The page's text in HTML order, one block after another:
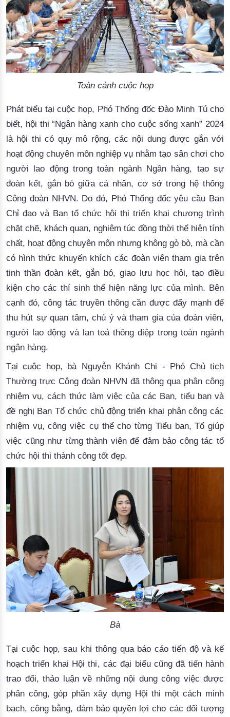
Toàn cảnh cuộc họp
Phát biểu tại cuộc họp, Phó Thống đốc Đào Minh Tú cho
biết, hội thi “Ngân hàng xanh cho cuộc sống xanh”
là hội thi có quy mô rộng, các nội dung được gắn
hoạt động chuyên môn nghiệp vụ nhằm tạo
người lao động trong toàn ngành Ngân hàng, tạo sự
đoàn kết, gắn bó giữa cá nhân, cơ sở trong hệ thống
Công đoàn NHVN. Do đó, Phó Thống đốc yêu cầu Ban
Chỉ đạo và Ban tổ chức hội thi triển khai
chặt chẽ, khách quan, nghiêm túc đồng thời thể hiện tính
chất, hoạt động chuyên môn nhưng không gò bò, mà cần
có hình thức khuyến khích các đoàn viên tham gia trên
tinh thần đoàn kết, gắn bó, giao lưu học hỏi, tạo điều
kiện cho các thí sinh thể hiện năng lực của mình. Bên
cạnh đó, công tác truyền thông
thu hút sự quan tâm, chú ý và tham gia của đoàn viên,
người lao động và lan toả thông điệp trong toàn ngành
ngân hàng.
Tại cuộc họp, bà Nguyễn Khánh Chi - Phó Chủ tịch
Thường trực Công đoàn NHVN đã thông qua phân công
nhiệm vụ, cách thức làm việc của các Ban, tiểu ban
đề nghị Ban Tổ chức chủ động triển khai phân công các
nhiệm vụ, công việc cụ thể cho từng Tiểu ban, Tổ giúp
việc cũng như từng thành viên để đảm bảo công tác tổ
chức hội thi thành công tốt đẹp.
Bà
Tại cuộc họp, sau khi thông qua báo cáo tiến độ và kế
hoạch triển khai Hội thi, các đại biểu cũng đã
trao đổi, thảo luận về những nội dung công việc được
phân công, góp phần xây dựng Hội thi một cách minh
bạch, công bằng, đảm bảo quyền lợi cho các đối tượng